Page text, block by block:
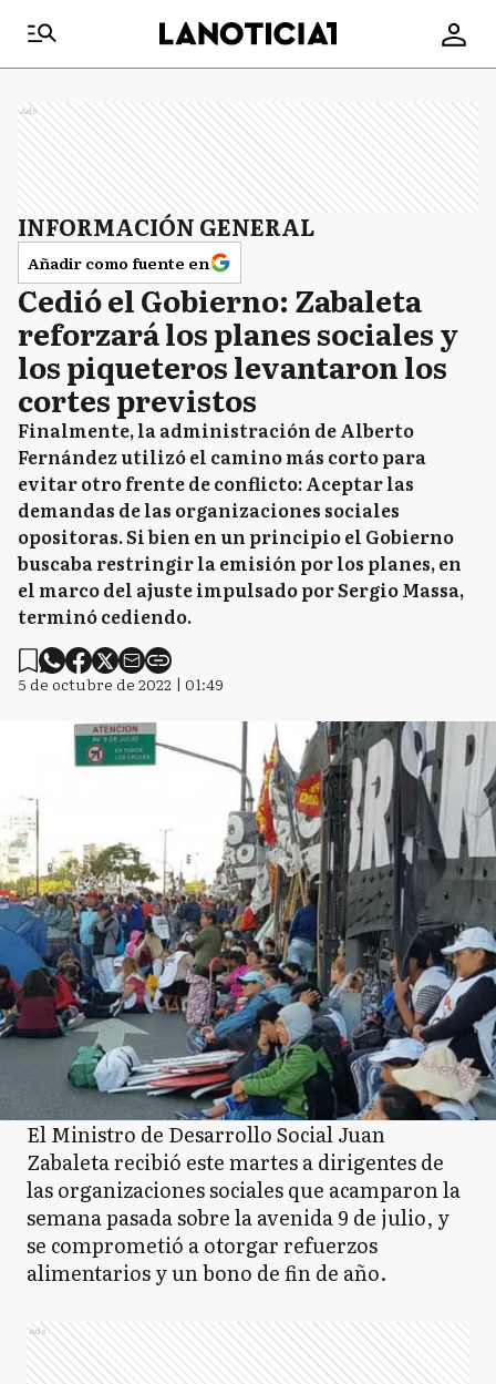
Ads
INFORMACIÓN GENERAL
Añadir como fuente en
Cedió el Gobierno: Zabaleta
reforzará los planes sociales y
los piqueteros levantaron los
cortes previstos
Finalmente, la administración de Alberto
Fernández utilizó el camino más corto para
evitar otro frente de conflicto: Aceptar las
demandas de las organizaciones sociales
opositoras. Si bien en un principio el Gobierno
buscaba restringir la emisión por los planes, en
el marco del ajuste impulsado por Sergio Massa,
terminó cediendo.
5 de octubre de 2022 | 01:49
El Ministro de Desarrollo Social Juan
Zabaleta recibió este martes a dirigentes de
las organizaciones sociales que acamparon la
semana pasada sobre la avenida 9 de julio, y
se comprometió a otorgar refuerzos
alimentarios y un bono de fin de año.
Ads